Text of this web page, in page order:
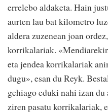
errelebo aldaketa. Hain
aurten lau bat kilometro
aldera zuzenean joan
korrikalariak.
eta jendea korrikalariak
dugu», esan du Reyk.
gehiago eduki nahi izan
ziren pasatu korrikalariak,